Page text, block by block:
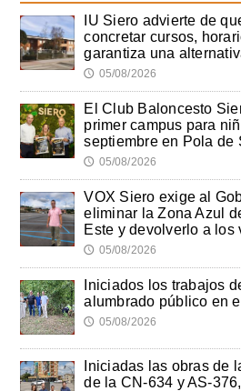
IU Siero advierte de
concretar cursos,
garantiza una
🕔 05/08/2026
El Club Baloncesto
primer campus para
septiembre en Pola de
🕔 05/08/2026
VOX Siero exige al
eliminar la Zona Azul
Este y devolverlo a los
🕔 05/08/2026
Iniciados los trabajos
alumbrado público en
🕔 05/08/2026
Iniciadas las obras de
de la CN-634 y AS-